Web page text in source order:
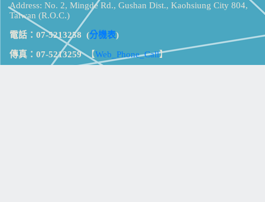
Address: No. 2, Mingde Rd., Gushan Dist., Kaohsiung City 804,
Taiwan (R.O.C.)
電話：07-5213258 (分機表)
傳真：07-5213259【Web_Phone_Call】